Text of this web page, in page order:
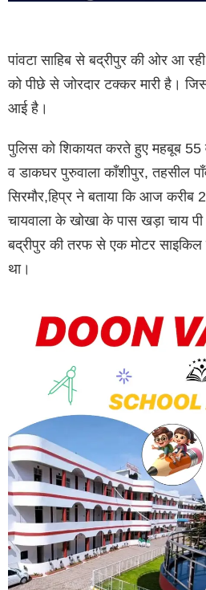
पांवटा साहिब से बद्रीपुर की ओर आ
को पीछे से जोरदार टक्कर मारी है।
आई है।
पुलिस को शिकायत करते हुए महबूब 55
व डाकघर पुरुवाला काँशीपुर, तहसील
सिरमौर,हिप्र ने बताया कि आज
चायवाला के खोखा के पास खड़ा चाय
बद्रीपुर की तरफ से एक मोटर साइकिल
था।